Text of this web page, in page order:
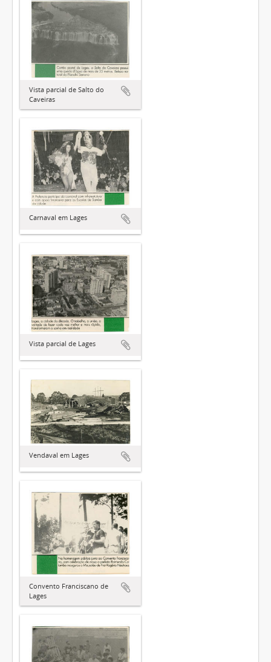
Vista parcial de Salto do
Caveiras
Carnaval em Lages
Vista parcial de Lages
Vendaval em Lages
Convento Franciscano de
Lages